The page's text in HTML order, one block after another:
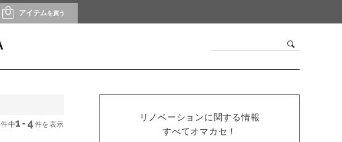
アイテムを買う
件中1-4 件を表示
リノベーションに関する情報
すべてオマカセ！